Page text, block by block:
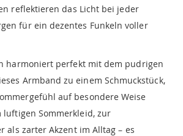
reflektieren das Licht bei jeder
für ein dezentes Funkeln voller
harmoniert perfekt mit dem pudrigen
Armband zu einem Schmuckstück,
auf besondere Weise
Sommerkleid, zur
als zarter Akzent im Alltag – es